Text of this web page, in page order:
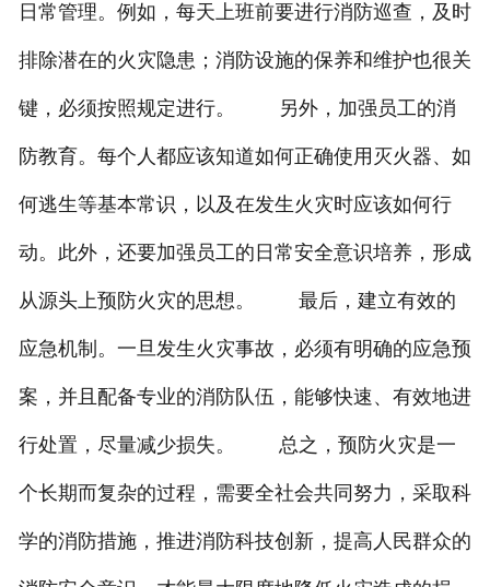
日常管理。例如，每天上班前要进行消防巡查，及时
排除潜在的火灾隐患；消防设施的保养和维护也很关
键，必须按照规定进行。 另外，加强员工的消
防教育。每个人都应该知道如何正确使用灭火器、如
何逃生等基本常识，以及在发生火灾时应该如何行
动。此外，还要加强员工的日常安全意识培养，形成
从源头上预防火灾的思想。 最后，建立有效的
应急机制。一旦发生火灾事故，必须有明确的应急预
案，并且配备专业的消防队伍，能够快速、有效地进
行处置，尽量减少损失。 总之，预防火灾是一
个长期而复杂的过程，需要全社会共同努力，采取科
学的消防措施，推进消防科技创新，提高人民群众的